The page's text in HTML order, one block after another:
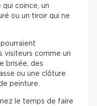
qui coince, un
ou un tiroir qui ne
visiteurs comme un
brisée, des
ou une clôture
peinture.
le temps de faire